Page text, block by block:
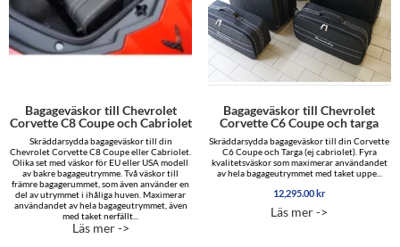
Bagageväskor till Chevrolet
Corvette C8 Coupe och Cabriolet
Skräddarsydda bagageväskor till din
Chevrolet Corvette C8 Coupe eller Cabriolet.
Olika set med väskor för EU eller USA modell
av bakre bagageutrymme. Två väskor till
främre bagagerummet, som även använder en
del av utrymmet i ihåliga huven. Maximerar
användandet av hela bagageutrymmet, även
med taket nerfällt...
Läs mer ->
Bagageväskor till Chevrolet
Corvette C6 Coupe och targa
Skräddarsydda bagageväskor till din Corvette
C6 Coupe och Targa (ej cabriolet). Fyra
kvalitetsväskor som maximerar användandet
av hela bagageutrymmet med taket uppe...
12,295.00kr
Läs mer ->